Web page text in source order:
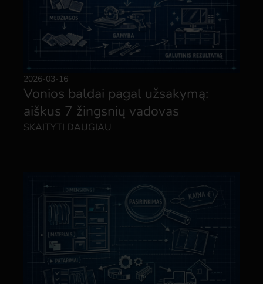
2026-03-16
Vonios baldai pagal užsakymą:
aiškus 7 žingsnių vadovas
SKAITYTI DAUGIAU